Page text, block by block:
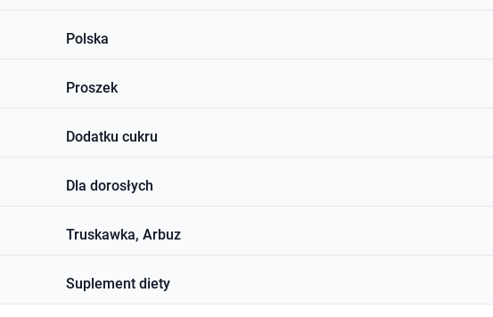
Polska
Proszek
Dodatku cukru
Dla dorosłych
Truskawka, Arbuz
Suplement diety